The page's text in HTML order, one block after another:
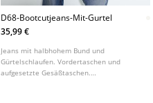
D68-Bootcutjeans-Mit-Gurtel
35,99 €
Jeans mit halbhohem Bund und
Gürtelschlaufen. Vordertaschen und
aufgesetzte Gesäßtaschen.